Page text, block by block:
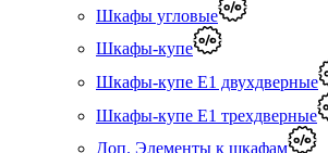
Шкафы угловые
Шкафы-купе
Шкафы-купе Е1 двухдверные
Шкафы-купе Е1 трехдверные
Доп. Элементы к шкафам